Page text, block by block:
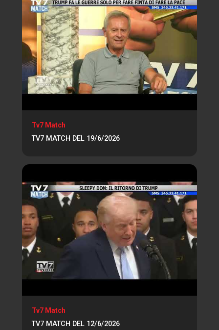
Tv7 Match
TV7 MATCH DEL 19/6/2026
Tv7 Match
TV7 MATCH DEL 12/6/2026